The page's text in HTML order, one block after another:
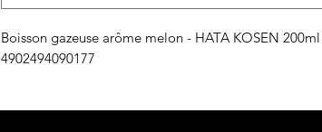
Boisson gazeuse arôme melon - HATA KOSEN
4902494090177